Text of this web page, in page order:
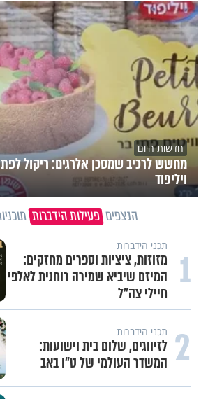
חדשות היום
מחשש לרכיב שמסכן אלרגים: ריקול
ויליפוד
הנצפים פעילות הידברות
1 תכני הידברות
מזוזות, ציציות וספרים מחזקים:
המיזם שיביא שמירה רוחנית לאלפי
חיילי צה"ל
2 תכני הידברות
לזיווגים, שלום בית וישועות:
המשדר העולמי של ט"ו באב